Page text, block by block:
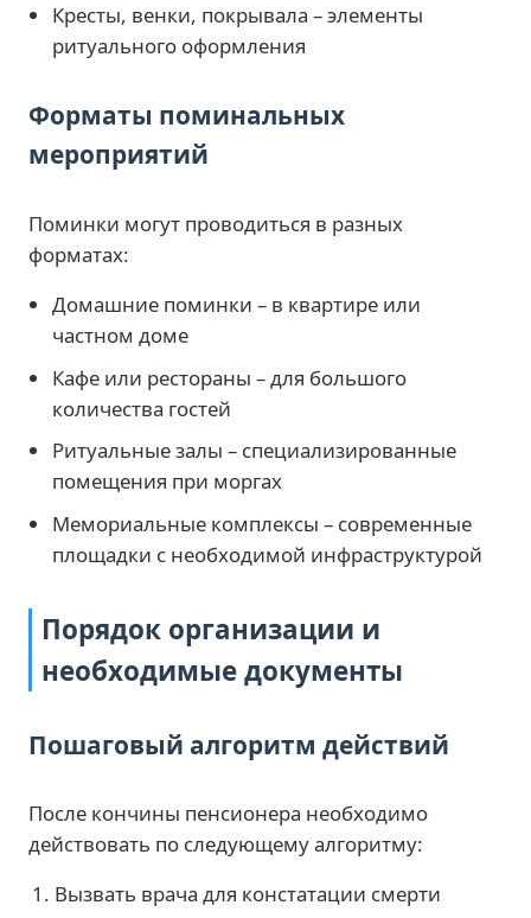
Кресты, венки, покрывала – элементы
ритуального оформления
Форматы поминальных
мероприятий
Поминки могут проводиться в разных
форматах:
Домашние поминки – в квартире или
частном доме
Кафе или рестораны – для большого
количества гостей
Ритуальные залы – специализированные
помещения при моргах
Мемориальные комплексы – современные
площадки с необходимой инфраструктурой
Порядок организации и
необходимые документы
Пошаговый алгоритм действий
После кончины пенсионера необходимо
действовать по следующему алгоритму:
Вызвать врача для констатации смерти